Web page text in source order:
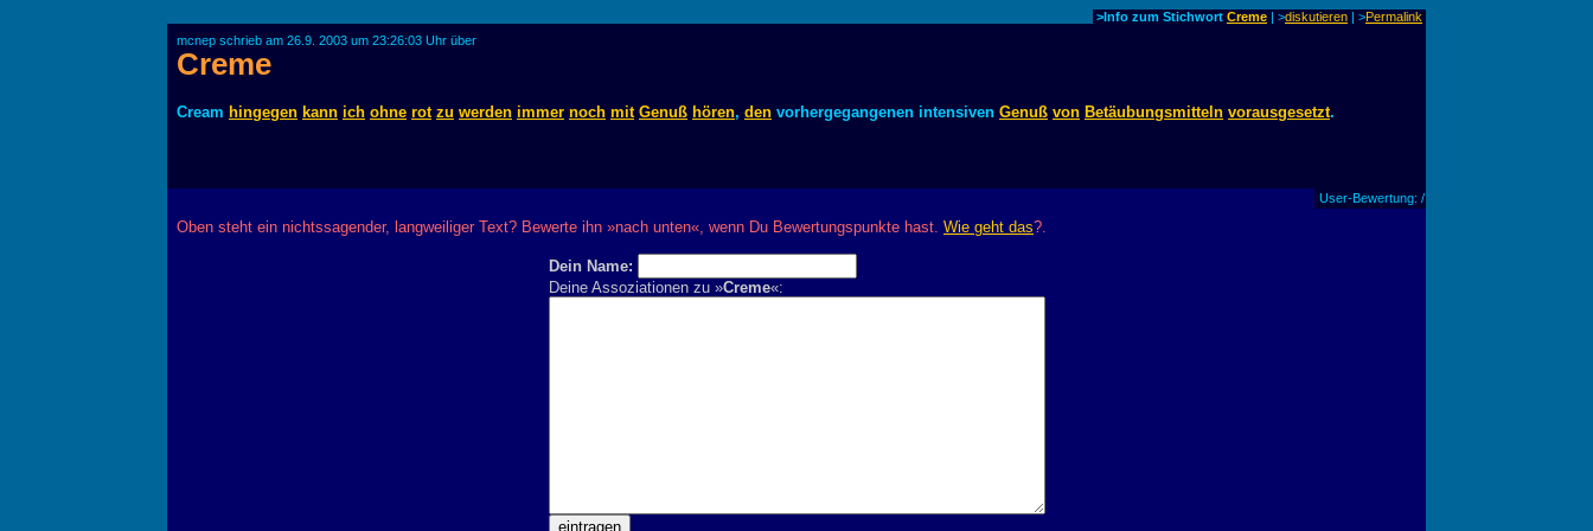
>Info zum Stichwort Creme | >diskutieren | >Permalink
mcnep schrieb am 26.9. 2003 um 23:26:03 Uhr über
Creme
Cream hingegen kann ich ohne rot zu werden immer noch mit Genuß hören, den vorhergegangenen intensiven Genuß von Betäubungsmitteln vorausgesetzt.
User-Bewertung: /
Oben steht ein nichtssagender, langweiliger Text? Bewerte ihn »nach unten«, wenn Du Bewertungspunkte hast. Wie geht das?.
Dein Name:
Deine Assoziationen zu »Creme«: